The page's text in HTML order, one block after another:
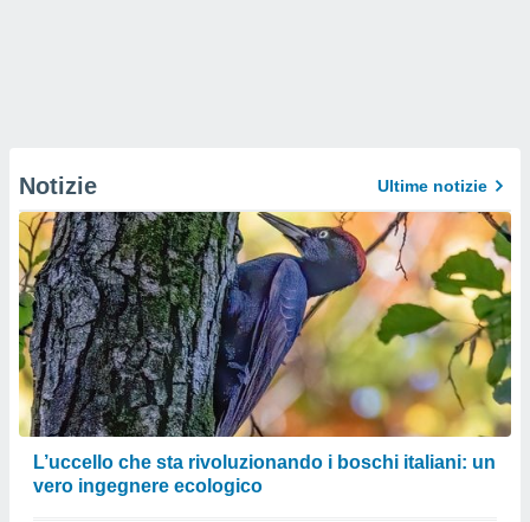
Notizie Ultime notizie
L’uccello che sta rivoluzionando i boschi italiani: un
vero ingegnere ecologico